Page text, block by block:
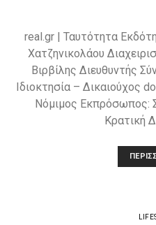
real.gr | Ταυτότητα
Χατζηνικολάου
Βιρβίλης Διευθυντής
Ιδιοκτησία – Δικαιούχος
Νόμιμος Εκπρόσωπος:
Κρατική